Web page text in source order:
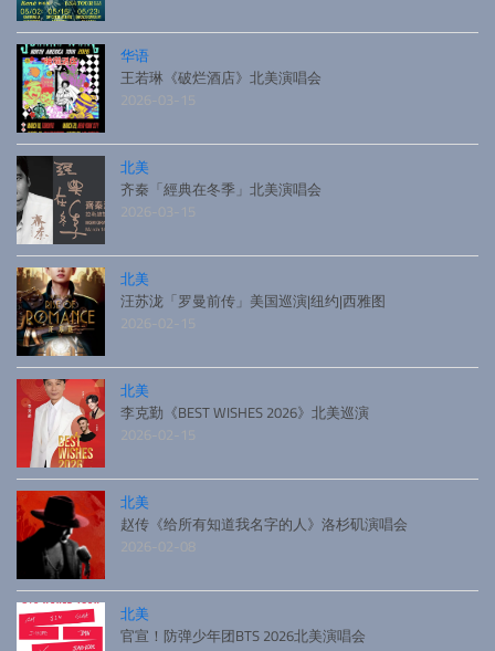
华语
王若琳《破烂酒店》北美演唱会
2026-03-15
北美
齐秦「經典在冬季」北美演唱会
2026-03-15
北美
汪苏泷「罗曼前传」美国巡演|纽约|西雅图
2026-02-15
北美
李克勤《BEST WISHES 2026》北美巡演
2026-02-15
北美
赵传《给所有知道我名字的人》洛杉矶演唱会
2026-02-08
北美
官宣！防弹少年团BTS 2026北美演唱会